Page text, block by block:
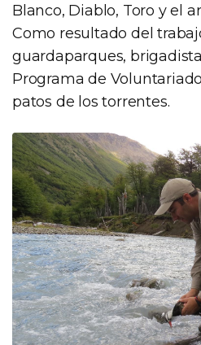
Blanco, Diablo, Toro y el
Como resultado del
guardaparques,
Programa de
patos de los torrentes.